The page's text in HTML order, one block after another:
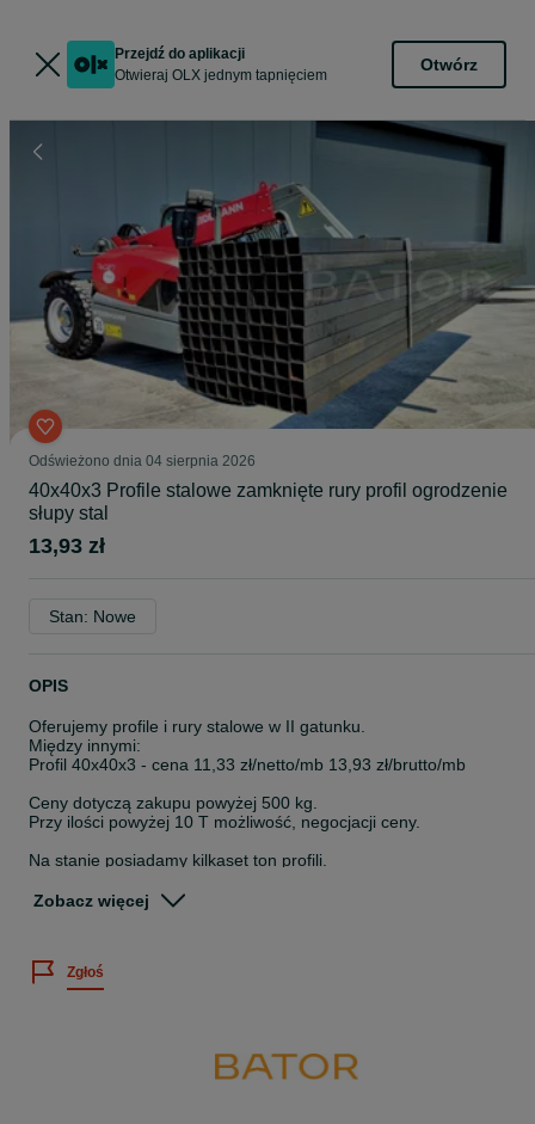
Przejdź do aplikacji
Otwieraj OLX jednym tapnięciem
Otwórz
Odświeżono dnia 04 sierpnia 2026
40x40x3 Profile stalowe zamknięte rury profil ogrodzenie
słupy stal
13,93 zł
Stan: Nowe
OPIS
Oferujemy profile i rury stalowe w II gatunku.
Między innymi:
Profil 40x40x3 - cena 11,33 zł/netto/mb 13,93 zł/brutto/mb
Ceny dotyczą zakupu powyżej 500 kg.
Przy ilości powyżej 10 T możliwość, negocjacji ceny.
Na stanie posiadamy kilkaset ton profili.
tel. 723_61_86_16
wymiarów ulega ciągłym zmianom.
- używane konstrukcje stalowe
- nowe profile i rury stalowe w II gatunku
Zobacz więcej
Zgłoś